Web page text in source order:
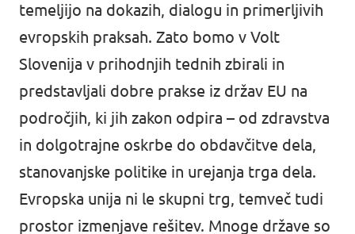
temeljijo na dokazih, dialogu in primerljivih
evropskih praksah. Zato bomo v Volt
Slovenija v prihodnjih tednih zbirali in
predstavljali dobre prakse iz držav EU na
področjih, ki jih zakon odpira – od zdravstva
in dolgotrajne oskrbe do obdavčitve dela,
stanovanjske politike in urejanja trga dela.
Evropska unija ni le skupni trg, temveč tudi
prostor izmenjave rešitev. Mnoge države so